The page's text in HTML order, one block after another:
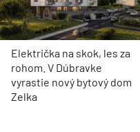
Električka na skok, les za
rohom. V Dúbravke
vyrastie nový bytový dom
Zelka